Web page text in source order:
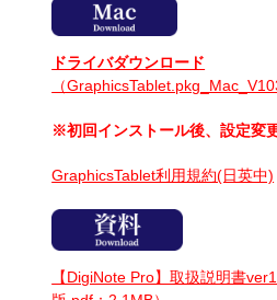
ドライバダウンロード
（
※初回インストール後、設定変
GraphicsTablet利用規約(日英中)
【DigiNote Pro】取扱説明書